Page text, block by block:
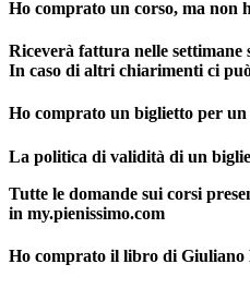
Ho comprato un corso, ma non
Riceverà fattura nelle settimane
In caso di altri chiarimenti ci
Ho comprato un biglietto per
La politica di validità di un
Tutte le domande sui corsi
in my.pienissimo.com
Ho comprato il libro di Giuliano